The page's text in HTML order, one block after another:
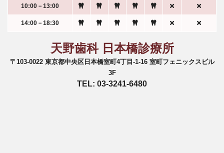
10:00－13:00
14:00－18:30
天野歯科 日本橋診療所
〒103-0022 東京都中央区日本橋室町4丁目-1-16 室町フェニックスビル
3F
TEL: 03-3241-6480